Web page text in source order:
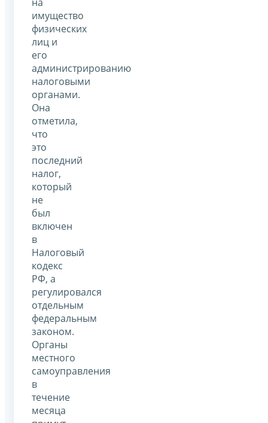
имущество
физических
лиц и
его
администрированию
налоговыми
органами.
Она
отметила,
что
это
последний
налог,
который
не
был
включен
в
Налоговый
кодекс
РФ, а
регулировался
отдельным
федеральным
законом.
Органы
местного
самоуправления
в
течение
месяца